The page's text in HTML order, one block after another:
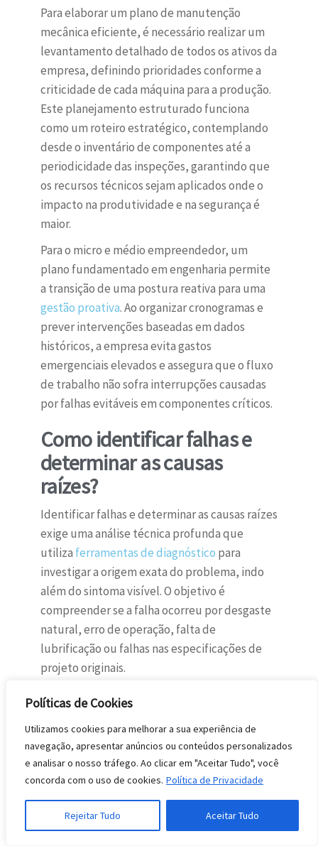
Políticas de Cookies
Utilizamos cookies para melhorar a sua experiência de
navegação, apresentar anúncios ou conteúdos personalizados
e analisar o nosso tráfego. Ao clicar em "Aceitar Tudo", você
concorda com o uso de cookies. Política de Privacidade
Rejeitar Tudo Aceitar Tudo
Para elaborar um plano de manutenção
mecânica eficiente, é necessário realizar um
levantamento detalhado de todos os ativos da
empresa, definindo prioridades conforme a
criticidade de cada máquina para a produção.
Este planejamento estruturado funciona
como um roteiro estratégico, contemplando
desde o inventário de componentes até a
periodicidade das inspeções, garantindo que
os recursos técnicos sejam aplicados onde o
impacto na produtividade e na segurança é
maior.
Para o micro e médio empreendedor, um
plano fundamentado em engenharia permite
a transição de uma postura reativa para uma
gestão proativa. Ao organizar cronogramas e
prever intervenções baseadas em dados
históricos, a empresa evita gastos
emergenciais elevados e assegura que o fluxo
de trabalho não sofra interrupções causadas
por falhas evitáveis em componentes críticos.
Como identificar falhas e
determinar as causas
raízes?
Identificar falhas e determinar as causas raízes
exige uma análise técnica profunda que
utiliza ferramentas de diagnóstico para
investigar a origem exata do problema, indo
além do sintoma visível. O objetivo é
compreender se a falha ocorreu por desgaste
natural, erro de operação, falta de
lubrificação ou falhas nas especificações de
projeto originais.
A consulta aos desenhos técnicos e
investigação, permitindo verificar se as peças
de reposição e os ajustes mecânicos estão em
conformidade com as exigências técnicas de
fabricação. Quando a causa raiz é eliminada, a
recorrência do defeito é interrompida, o que
preserva a integridade do patrimônio e